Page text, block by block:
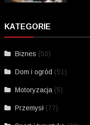
KATEGORIE
Biznes (50)
Dom i ogród (51)
Motoryzacja (5)
Przemysł (77)